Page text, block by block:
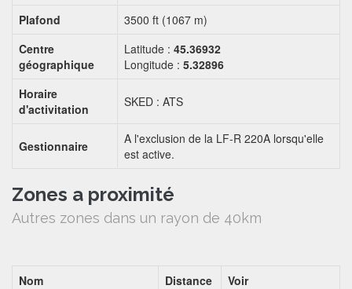
Plafond
3500 ft (1067 m)
Centre
géographique
Latitude : 45.36932
Longitude : 5.32896
Horaire
d'activitation
SKED : ATS
Gestionnaire
A l'exclusion de la LF-R 220A lorsqu'elle
est active.
Zones a proximité
Autres zones dans un rayon de 40km
Nom Distance Voir